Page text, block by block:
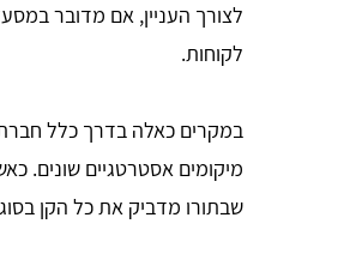
לצורך העניין, אם מדובר
לקוחות.
במקרים כאלה בדרך כלל
מיקומים אסטרטגיים שונים.
שבתורו מדביק את כל הקן